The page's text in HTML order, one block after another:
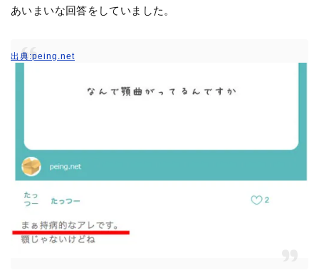
あいまいな回答をしていました。
出典:peing.net